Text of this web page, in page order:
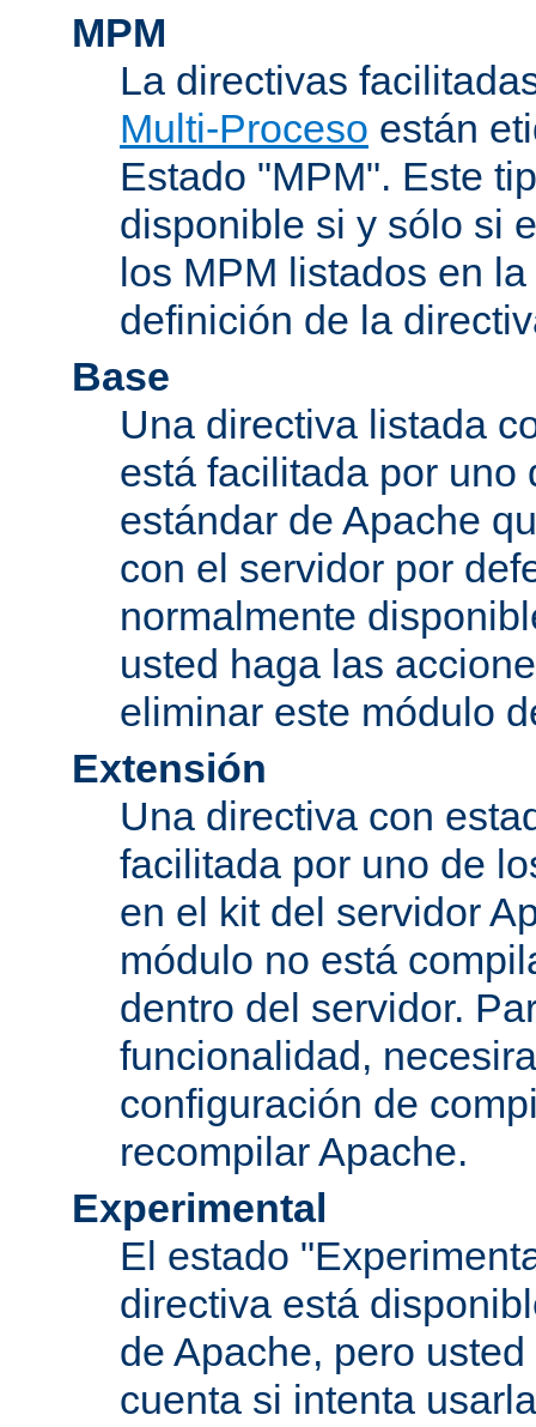
MPM
La directivas
Multi-Proceso están
Estado "MPM". Este
disponible si y sólo si
los MPM listados en
definición de la
Base
Una directiva listada
está facilitada por uno
estándar de Apache
con el servidor por
normalmente
usted haga las
eliminar este módulo
Extensión
Una directiva con
facilitada por uno de
en el kit del servidor
módulo no está
dentro del servidor.
funcionalidad,
configuración de
recompilar Apache.
Experimental
El estado
directiva está
de Apache, pero
cuenta si intenta